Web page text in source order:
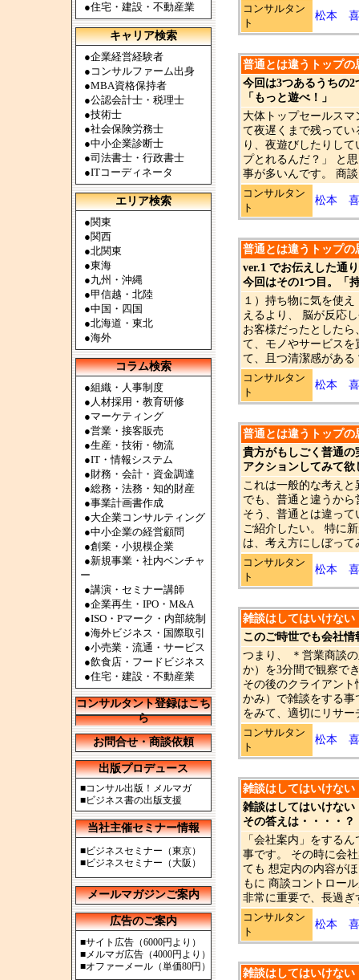
●住宅・建設・不動産業
キャリア検索
●企業経営経験者
● コンサルファーム出身
●MBA資格保持者
●公認会計士・税理士
●技術士
●社会保険労務士
●中小企業診断士
●司法書士・行政書士
●ITコーディネータ
エリア検索
●関東
●関西
●北関東
●東海
●九州・沖縄
●甲信越・北陸
●中国・四国
●北海道・東北
●海外
コラム検索
●組織・人事制度
●人材採用・教育研修
●マーケティング
●営業・接客販売
●生産・技術・物流
●IT・情報システム
●財務・会計・資金調達
●総務・法務・知的財産
●事業計画書作成
●大企業コンサルティング
●中小企業の経営顧問
●創業・小規模企業
●新規事業・社内ベンチャ
ー
●講演・セミナー講師
●企業再生・IPO・M&A
●ISO・Pマーク・内部統制
●海外ビジネス・国際取引
●小売業・流通・サービス
●飲食店・フードビジネス
●住宅・建設・不動産業
コンサルタント登録はこち
ら
お問合せ・商談依頼
出版プロデュース
■コンサル出版！メルマガ
■ビジネス書の出版支援
当社主催セミナー情報
■ビジネスセミナー（東京）
■ビジネスセミナー（大阪）
メールマガジンご案内
広告のご案内
■サイト広告（6000円より）
■メルマガ広告（4000円より）
■オファーメール（単価80円）
コンサルタン
ト
松本
普通とは違うトップの
今回は3つあるうちの2
「もっと遊べ！」
大体トップセールス
て夜遅くまで残って
り、夜遊びしたりし
プとれるんだ？」 と
事が多いんです。 商
コンサルタン
ト
松本
普通とは違うトップの
ver.1 でお伝えした通
今回はその1つ目。「
１）持ち物に気を使
えるより、 脳が反応
お客様だったとした
て、モノやサービス
て、且つ清潔感があ
コンサルタン
ト
松本
普通とは違うトップの
貴方がもしごく普通
アクションしてみて欲
これは一般的な考え
でも、普通と違うか
そう、普通とは違っ
ご紹介したい。 特に
は、考え方にしぼっ
コンサルタン
ト
松本
雑談はしてはいけな
このご時世でも会社
つまり、 ＊営業商談
か）を3分間で観察で
その後のクライアン
かみ）で雑談をする
をみて、適切にリサ
コンサルタン
ト
松本
雑談はしてはいけな
雑談はしてはいけな
その答えは・・・・？
「会社案内」をする
事です。 その時に会
ても 想定内の内容が
もに 商談コントロー
非常に重要で、長過
コンサルタン
ト
松本
雑談はしてはいけな